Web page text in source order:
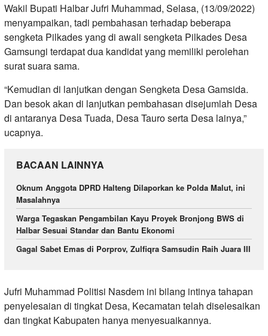
Wakil Bupati Halbar Jufri Muhammad, Selasa, (13/09/2022)
menyampaikan, tadi pembahasan terhadap beberapa
sengketa Pilkades yang di awali sengketa Pilkades Desa
Gamsungi terdapat dua kandidat yang memiliki perolehan
surat suara sama.
“Kemudian di lanjutkan dengan Sengketa Desa Gamsida.
Dan besok akan di lanjutkan pembahasan disejumlah Desa
di antaranya Desa Tuada, Desa Tauro serta Desa lainya,”
ucapnya.
BACAAN LAINNYA
Oknum Anggota DPRD Halteng Dilaporkan ke Polda Malut, ini
Masalahnya
Warga Tegaskan Pengambilan Kayu Proyek Bronjong BWS di
Halbar Sesuai Standar dan Bantu Ekonomi
Gagal Sabet Emas di Porprov, Zulfiqra Samsudin Raih Juara III
Jufri Muhammad Politisi Nasdem ini bilang intinya tahapan
penyelesaian di tingkat Desa, Kecamatan telah diselesaikan
dan tingkat Kabupaten hanya menyesuaikannya.